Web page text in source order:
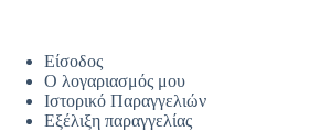
Είσοδος
Ο λογαριασμός μου
Ιστορικό Παραγγελιών
Εξέλιξη παραγγελίας